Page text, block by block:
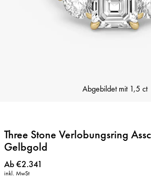
Abgebildet mit 1,5 ct
Three Stone Verlobungsring
Gelbgold
Preis:
Ab €2.341
inkl. MwSt